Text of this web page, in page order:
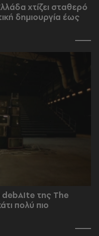
χτίζει σταθερό
δημιουργία έως
debAIte της The
πολύ πιο